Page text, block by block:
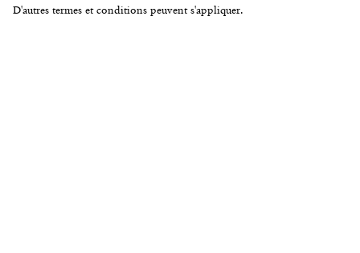
D'autres termes et conditions peuvent s'appliquer.